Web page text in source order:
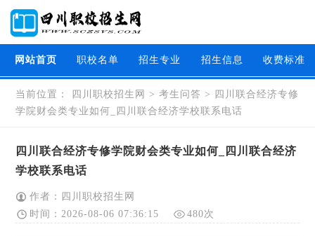
网站首页 职校名单 招生专业 招生信息 收费标准
当前位置： 四川职校招生网 >考生问答 >
四川联合经济专修
学院财会类专业如何_四川联合经济学校联系电话
四川联合经济专修学院财会类专业如何_四川联合经济
学校联系电话
作者：四川职校招生网
时间：2026-08-06 07:36:15
480次